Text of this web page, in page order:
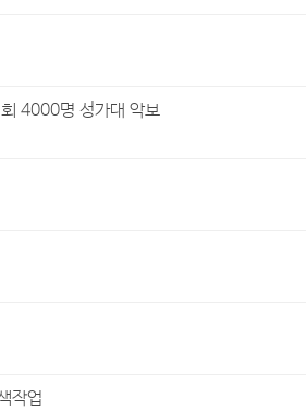
4000명 성가대 악보
작업